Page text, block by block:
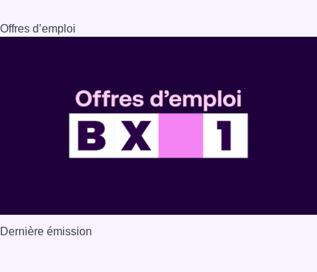
Offres d’emploi
Dernière émission